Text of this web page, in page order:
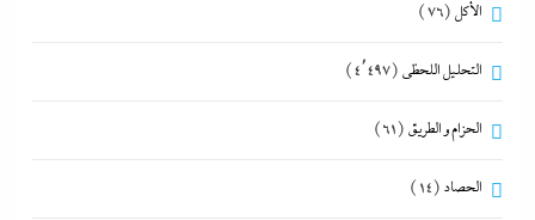
الأكل (76)
التحليل اللحظي (4٬497)
الحزام و الطريق (61)
الحصاد (14)